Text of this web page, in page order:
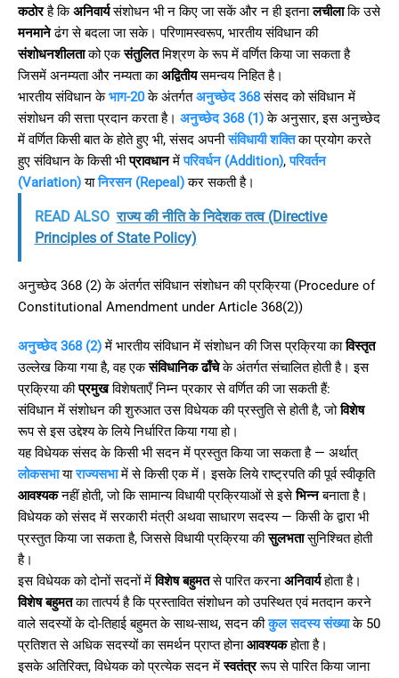
कठोरहै किअनिवार्यसंशोधन भी न किए जा सकें और न ही इतनालचीलाकि उसे
मनमानेढंग से बदला जा सके। परिणामस्वरूप, भारतीय संविधान की
संशोधनशीलताको एकसंतुलितमिश्रण के रूप में वर्णित किया जा सकता है
जिसमें अनम्यता और नम्यता काअद्वितीयसमन्वय निहित है।
भारतीय संविधान केभाग-20के अंतर्गतअनुच्छेद 368संसद को संविधान में
संशोधन की सत्ता प्रदान करता है। अनुच्छेद 368 (1)के अनुसार, इस अनुच्छेद
में वर्णित किसी बात के होते हुए भी, संसद अपनीसंविधायी शक्तिका प्रयोग करते
हुए संविधान के किसी भीप्रावधानमेंपरिवर्धन (Addition),परिवर्तन
(Variation)यानिरसन (Repeal)कर सकती है।
READ ALSO राज्य की नीति के निदेशक तत्व (Directive
Principles of State Policy)
अनुच्छेद 368 (2) के अंतर्गत संविधान संशोधन की प्रक्रिया (Procedure of
Constitutional Amendment under Article 368(2))
अनुच्छेद 368 (2)में भारतीय संविधान में संशोधन की जिस प्रक्रिया काविस्तृत
उल्लेख किया गया है, वह एकसंविधानिक ढाँचेके अंतर्गत संचालित होती है। इस
प्रक्रिया कीप्रमुखविशेषताएँ निम्न प्रकार से वर्णित की जा सकती हैं:
संविधान में संशोधन की शुरुआत उस विधेयक की प्रस्तुति से होती है, जोविशेष
रूप से इस उद्देश्य के लिये निर्धारित किया गया हो।
यह विधेयक संसद के किसी भी सदन में प्रस्तुत किया जा सकता है — अर्थात्
लोकसभायाराज्यसभामें से किसी एक में। इसके लिये राष्ट्रपति की पूर्व स्वीकृति
आवश्यकनहीं होती, जो कि सामान्य विधायी प्रक्रियाओं से इसेभिन्नबनाता है।
विधेयक को संसद में सरकारी मंत्री अथवा साधारण सदस्य — किसी के द्वारा भी
प्रस्तुत किया जा सकता है, जिससे विधायी प्रक्रिया कीसुलभतासुनिश्चित होती
है।
इस विधेयक को दोनों सदनों मेंविशेष बहुमतसे पारित करनाअनिवार्यहोता है।
विशेष बहुमतका तात्पर्य है कि प्रस्तावित संशोधन को उपस्थित एवं मतदान करने
वाले सदस्यों के दो-तिहाई बहुमत के साथ-साथ, सदन कीकुल सदस्य संख्याके 50
प्रतिशत से अधिक सदस्यों का समर्थन प्राप्त होनाआवश्यकहोता है।
इसके अतिरिक्त, विधेयक को प्रत्येक सदन मेंस्वतंत्ररूप से पारित किया जाना